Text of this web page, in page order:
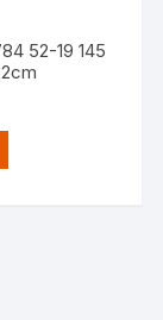
52-19 145